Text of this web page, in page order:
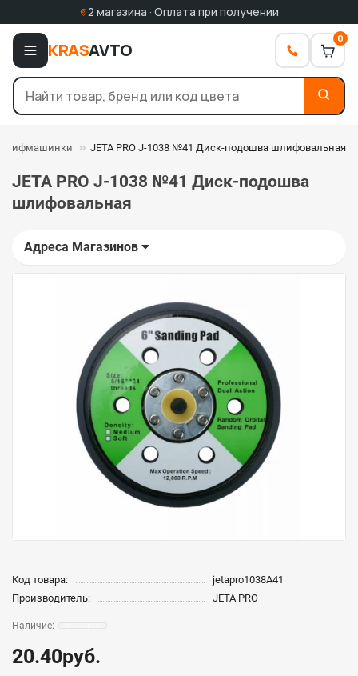
2 магазина · Оплата при получении
KRASAVTO
0
JETA PRO J-1038 №41 Диск-подошва шлифовальная
JETA PRO J-1038 №41 Диск-подошва
шлифовальная
Адреса Магазинов
Код товара:
jetapro1038A41
Производитель:
JETA PRO
20.40руб.